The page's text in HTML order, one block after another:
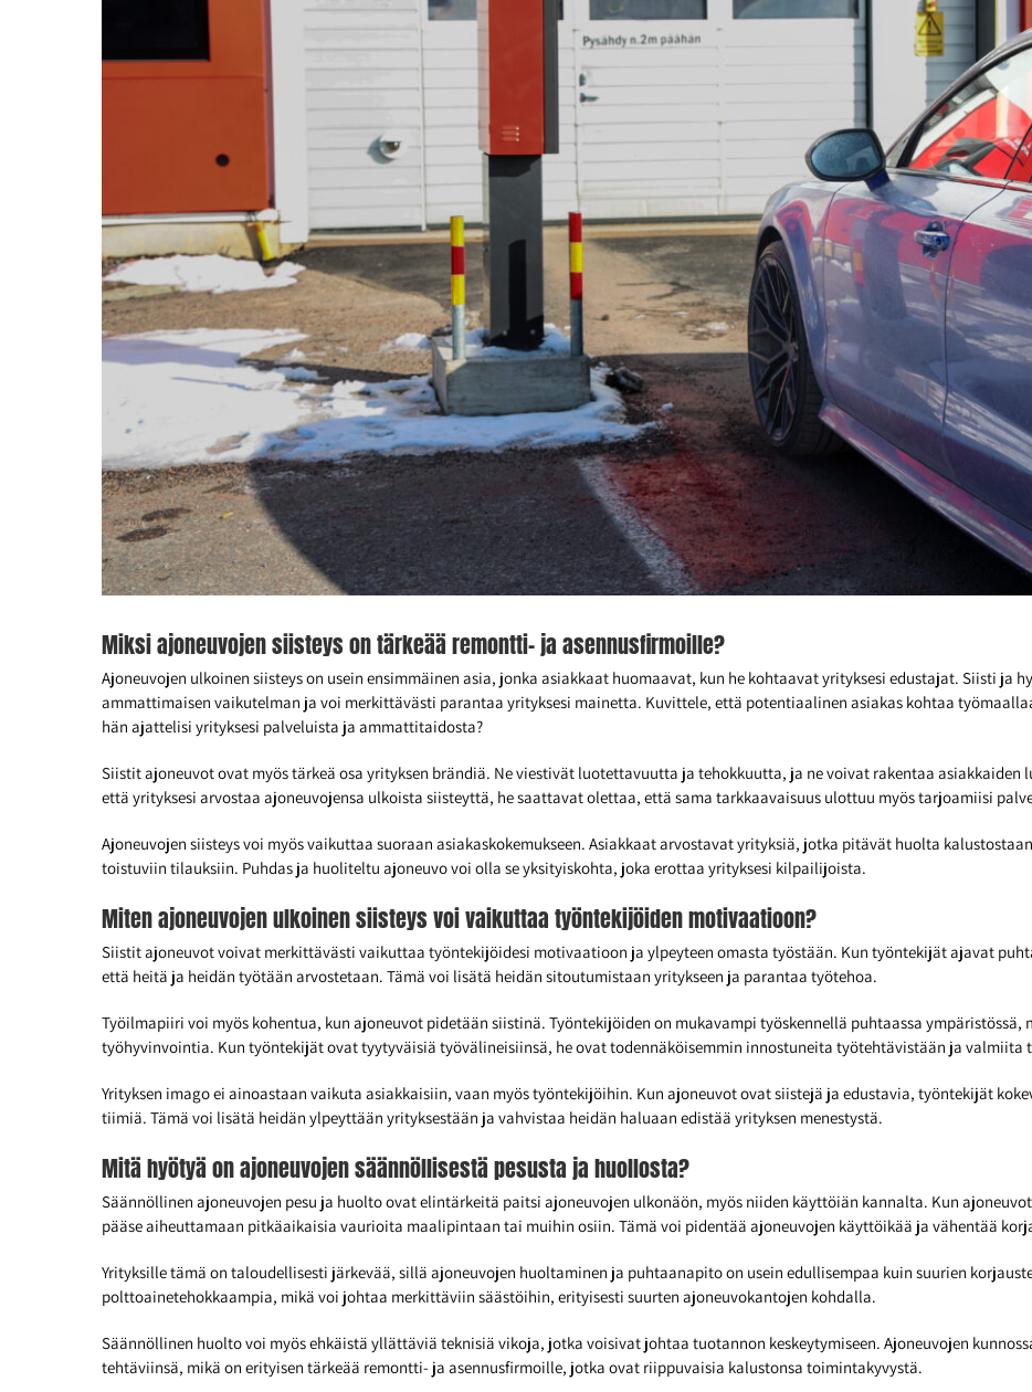
Miksi ajoneuvojen siisteys on tärkeää remontti- ja asennusfirmoille?
Ajoneuvojen ulkoinen siisteys on usein ensimmäinen asia, jonka asiakkaat huomaavat, kun he kohtaavat yrityksesi edustajat. Siisti ja
ammattimaisen vaikutelman ja voi merkittävästi parantaa yrityksesi mainetta. Kuvittele, että potentiaalinen asiakas kohtaa
hän ajattelisi yrityksesi palveluista ja ammattitaidosta?
Siistit ajoneuvot ovat myös tärkeä osa yrityksen brändiä. Ne viestivät luotettavuutta ja tehokkuutta, ja ne voivat rakentaa asiakkaiden
että yrityksesi arvostaa ajoneuvojensa ulkoista siisteyttä, he saattavat olettaa, että sama tarkkaavaisuus ulottuu myös tarjoamiisi
Ajoneuvojen siisteys voi myös vaikuttaa suoraan asiakaskokemukseen. Asiakkaat arvostavat yrityksiä, jotka pitävät huolta
toistuviin tilauksiin. Puhdas ja huoliteltu ajoneuvo voi olla se yksityiskohta, joka erottaa yrityksesi kilpailijoista.
Miten ajoneuvojen ulkoinen siisteys voi vaikuttaa työntekijöiden motivaatioon?
Siistit ajoneuvot voivat merkittävästi vaikuttaa työntekijöidesi motivaatioon ja ylpeyteen omasta työstään. Kun työntekijät ajavat
että heitä ja heidän työtään arvostetaan. Tämä voi lisätä heidän sitoutumistaan yritykseen ja parantaa työtehoa.
Työilmapiiri voi myös kohentua, kun ajoneuvot pidetään siistinä. Työntekijöiden on mukavampi työskennellä puhtaassa ympäristössä,
työhyvinvointia. Kun työntekijät ovat tyytyväisiä työvälineisiinsä, he ovat todennäköisemmin innostuneita työtehtävistään ja valmiita
Yrityksen imago ei ainoastaan vaikuta asiakkaisiin, vaan myös työntekijöihin. Kun ajoneuvot ovat siistejä ja edustavia, työntekijät
tiimiä. Tämä voi lisätä heidän ylpeyttään yrityksestään ja vahvistaa heidän haluaan edistää yrityksen menestystä.
Mitä hyötyä on ajoneuvojen säännöllisestä pesusta ja huollosta?
Säännöllinen ajoneuvojen pesu ja huolto ovat elintärkeitä paitsi ajoneuvojen ulkonäön, myös niiden käyttöiän kannalta. Kun
pääse aiheuttamaan pitkäaikaisia vaurioita maalipintaan tai muihin osiin. Tämä voi pidentää ajoneuvojen käyttöikää ja vähentää
Yrityksille tämä on taloudellisesti järkevää, sillä ajoneuvojen huoltaminen ja puhtaanapito on usein edullisempaa kuin suurien
polttoainetehokkaampia, mikä voi johtaa merkittäviin säästöihin, erityisesti suurten ajoneuvokantojen kohdalla.
Säännöllinen huolto voi myös ehkäistä yllättäviä teknisiä vikoja, jotka voisivat johtaa tuotannon keskeytymiseen. Ajoneuvojen
tehtäviinsä, mikä on erityisen tärkeää remontti- ja asennusfirmoille, jotka ovat riippuvaisia kalustonsa toimintakyvystä.